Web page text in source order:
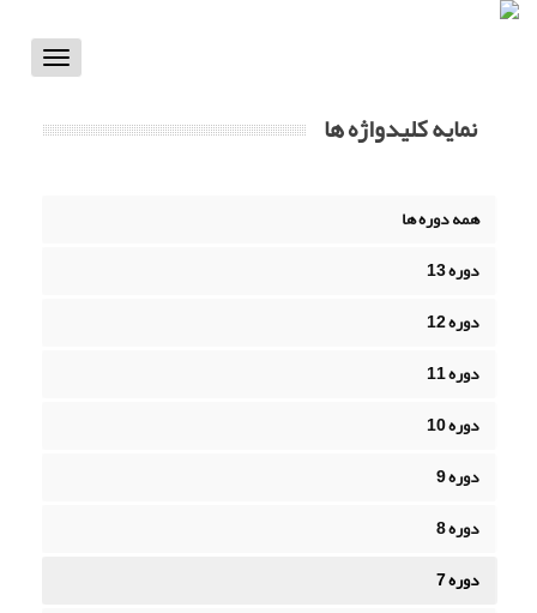
Toggle
نمایه کلیدواژه ها
همه دوره ها
دوره 13
دوره 12
دوره 11
دوره 10
دوره 9
دوره 8
دوره 7